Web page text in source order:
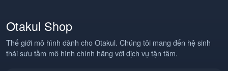
Otakul Shop
Thế giới mô hình dành cho Otakul. Chúng tôi mang đến hệ sinh
thái sưu tầm mô hình chính hãng với dịch vụ tận tâm.